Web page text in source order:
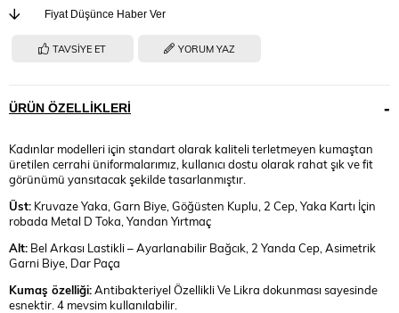
Fiyat Düşünce Haber Ver
TAVSIYE ET YORUM YAZ
ÜRÜN ÖZELLIKLERI
Kadınlar modelleri için standart olarak kaliteli terletmeyen kumaştan
üretilen cerrahi üniformalarımız, kullanıcı dostu olarak rahat şık ve fit
görünümü yansıtacak şekilde tasarlanmıştır.
Üst: Kruvaze Yaka, Garn Biye, Göğüsten Kuplu, 2 Cep, Yaka Kartı İçin
robada Metal D Toka, Yandan Yırtmaç
Alt: Bel Arkası Lastikli – Ayarlanabilir Bağcık, 2 Yanda Cep, Asimetrik
Garni Biye, Dar Paça
Kumaş özelliği:Antibakteriyel Özellikli Ve Likra dokunması sayesinde
esnektir. 4 mevsim kullanılabilir.